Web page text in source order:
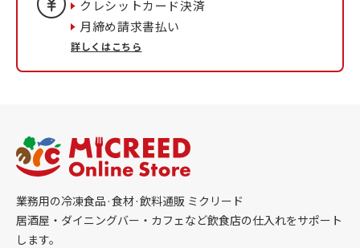
クレシットカード決済
月締め請求書払い
詳しくはこちら
業務用の冷凍食品·食材·飲料通販 ミクリード
居酒屋・ダイニングバー・カフェなど飲食店の仕入れをサポート
します。